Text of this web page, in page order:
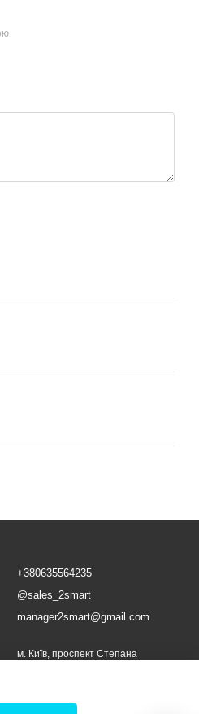
+380635564235
@sales_2smart
manager2smart@gmail.com
м. Київ, проспект Степана